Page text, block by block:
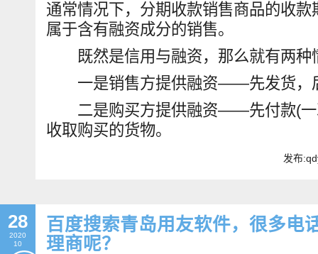
通常情况下，分期收款销售商品的收
属于含有融资成分的销售。
既然是信用与融资，那么就有两种
一是销售方提供融资——先发货，
二是购买方提供融资——先付款(一
收取购买的货物。
发布
28
2020
10
百度搜索青岛用友软件，很多电
理商呢？